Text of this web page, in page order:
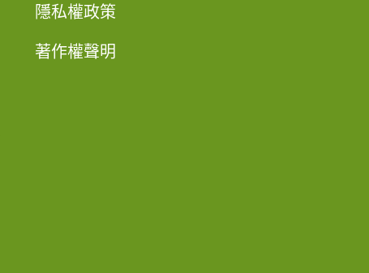
隱私權政策
著作權聲明